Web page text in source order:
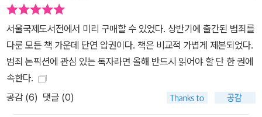
사우스 센트럴과 그 지역의 살인 사건 수사과정을 담담하고 차분한
필치로 전한다. 그리고 그녀는 이런 물음을 던진다. “어떻게 20년간
반경 6km 이내의 좁은 지역에서 소름 끼치는 연쇄살인이 계속될 수
있었을까?” 저자는 빈민가에 사는 흑인 여성 피해자들에 대한 사회적
관심 부족이 범죄가 계속될 수 있었던 바탕이라고 말한다. 또한 책 속
에서 로스앤젤레스의 부촌 비버리힐즈 인근에서 일어난 살인사건이
서울국제도서전에서 미리 구매할 수 있었다. 상반기에 출간된 범죄를
다룬 모든 책 가운데 단연 압권이다. 책은 비교적 가볍게 제본되었다.
범죄 논픽션에 관심 있는 독자라면 올해 반드시 읽어야 할 단 한 권에
속한다.
공감 (6) 댓글 (0)